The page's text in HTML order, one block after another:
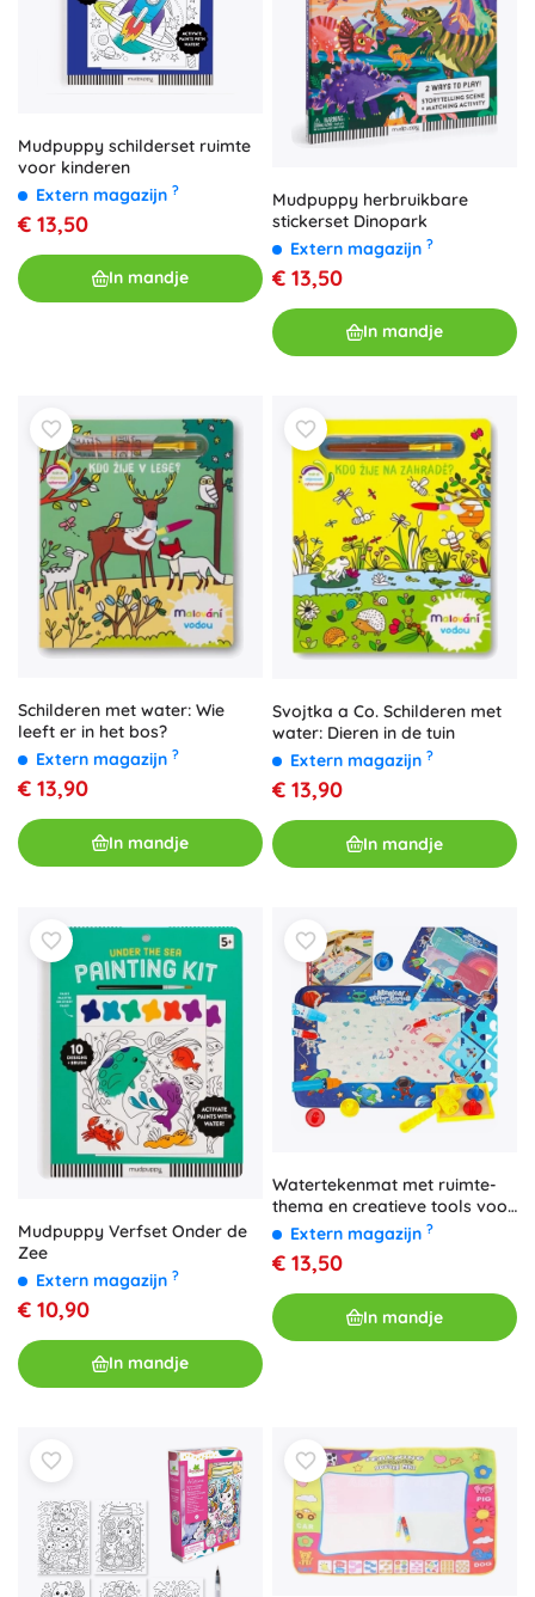
Mudpuppy schilderset ruimte
voor kinderen
Extern magazijn ?
€ 13,50
In mandje
Mudpuppy herbruikbare
stickerset Dinopark
Extern magazijn ?
€ 13,50
In mandje
Schilderen met water: Wie
leeft er in het bos?
Extern magazijn ?
€ 13,90
In mandje
Svojtka a Co. Schilderen met
water: Dieren in de tuin
Extern magazijn ?
€ 13,90
In mandje
Mudpuppy Verfset Onder de
Zee
Extern magazijn ?
€ 10,90
In mandje
Watertekenmat met ruimte-
thema en creatieve tools voor
kinderen
Extern magazijn ?
€ 13,50
In mandje